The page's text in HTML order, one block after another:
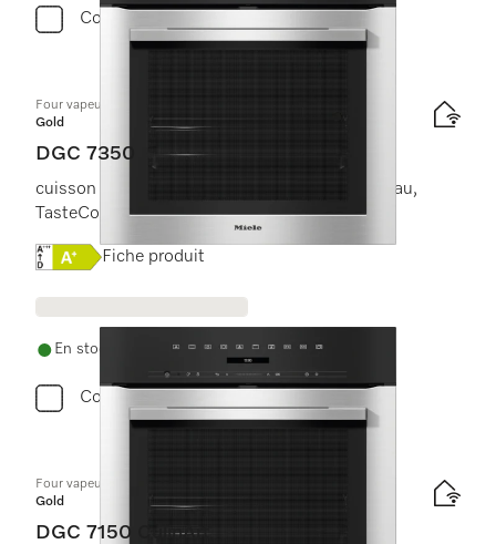
Comparer
Four vapeur combiné
Gold
DGC 7350
cuisson vapeur, four, rôtissage ac mise en réseau,
TasteControl + éclairage LED.
Online Label Flag, Étiquette énergétique
Fiche produit
En stock avec livraison gratuite
Comparer
Four vapeur combiné
Gold
DGC 7150 CulinArt